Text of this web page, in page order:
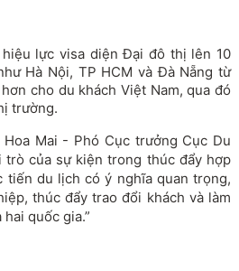
lực visa diện Đại đô thị lên 10
Hà Nội, TP HCM và Đà Nẵng từ
cho du khách Việt Nam, qua đó
trường.
Mai - Phó Cục trưởng Cục Du
trò của sự kiện trong thúc đẩy hợp
tiến du lịch có ý nghĩa quan trọng,
thúc đẩy trao đổi khách và làm
quốc gia.”